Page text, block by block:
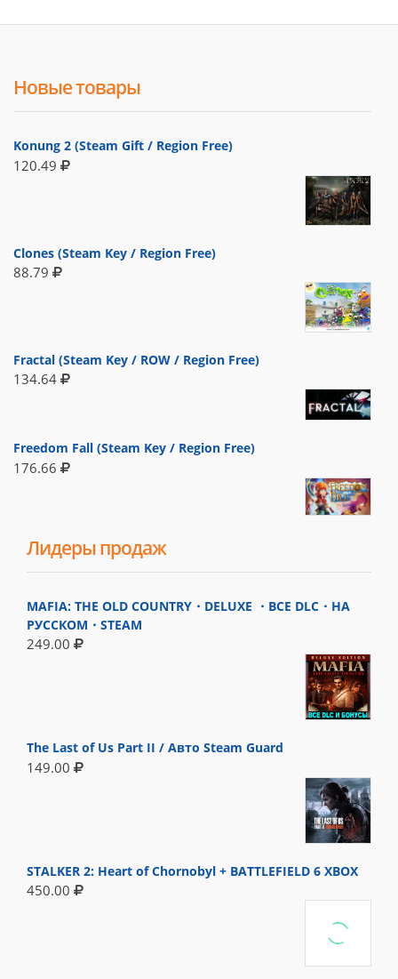
Новые товары
Konung 2 (Steam Gift / Region Free)
120.49
Clones (Steam Key / Region Free)
88.79
Fractal (Steam Key / ROW / Region Free)
134.64
Freedom Fall (Steam Key / Region Free)
176.66
Лидеры продаж
MAFIA: THE OLD COUNTRY・DELUXE ・ВСЕ DLC・НА
РУССКОМ・STEAM
249.00
The Last of Us Part II / Авто Steam Guard
149.00
STALKER 2: Heart of Chornobyl + BATTLEFIELD 6 XBOX
450.00